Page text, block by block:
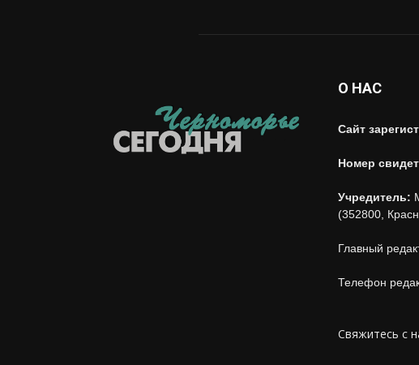
О НАС
Сайт
Номер
Учредитель:
(352800,
Главный
Телефон
Свяжитесь с